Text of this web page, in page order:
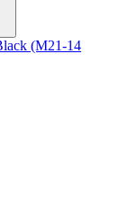
(M21-14